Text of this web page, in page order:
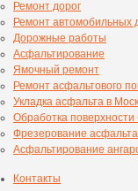
Ремонт дорог
Ремонт автомобильных
Дорожные работы
Асфальтирование
Ямочный ремонт
Ремонт асфальтового
Укладка асфальта в
Обработка
Фрезерование асфальта
Асфальтирование
Контакты